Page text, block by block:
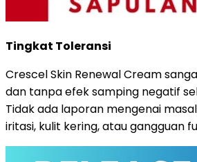
Tingkat Toleransi
Crescel Skin Renewal Cream
dan tanpa efek samping negatif
Tidak ada laporan mengenai
iritasi, kulit kering, atau gangguan